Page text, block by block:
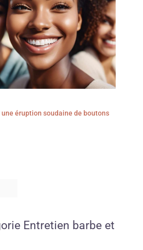
éruption soudaine de boutons
Entretien barbe et